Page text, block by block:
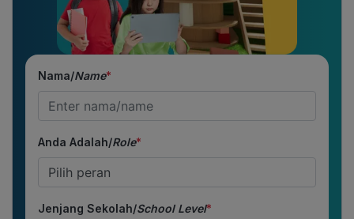
Nama/Name*
Anda Adalah/Role*
Jenjang Sekolah/School Level*